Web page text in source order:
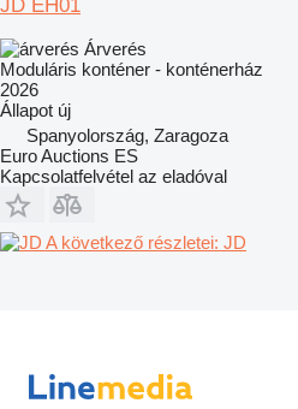
JD EH01
Árverés
Moduláris konténer - konténerház
2026
Állapot új
Spanyolország, Zaragoza
Euro Auctions ES
Kapcsolatfelvétel az eladóval
A következő részletei: JD